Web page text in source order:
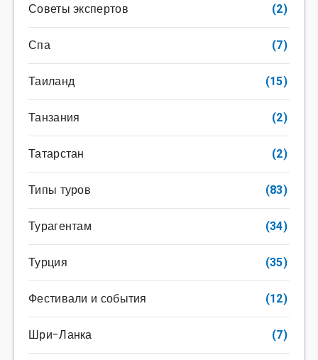
Советы экспертов (2)
Спа (7)
Таиланд (15)
Танзания (2)
Татарстан (2)
Типы туров (83)
Турагентам (34)
Турция (35)
Фестивали и события (12)
Шри-Ланка (7)